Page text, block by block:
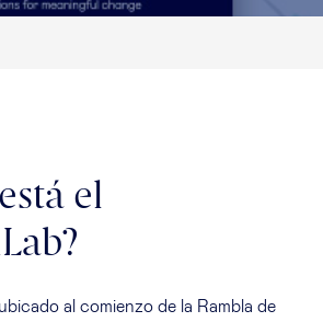
el
al comienzo de la Rambla de